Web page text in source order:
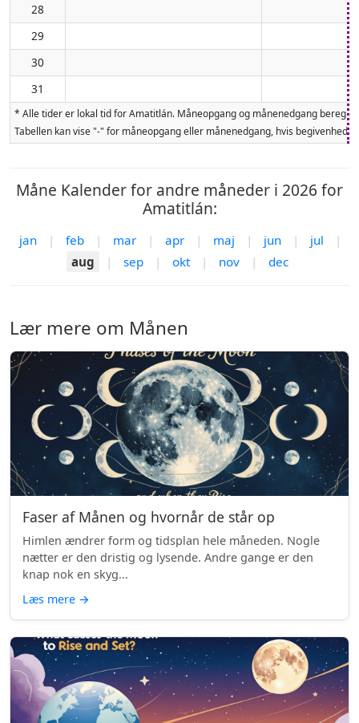
28
29
30
31
* Alle tider er lokal tid for Amatitlán. Måneopgang og månenedgang
Tabellen kan vise "-" for måneopgang eller månenedgang, hvis
Måne Kalender for andre måneder i 2026 for
Amatitlán:
jan | feb | mar | apr | maj | jun | jul
|
aug
| sep | okt | nov | dec
Lær mere om Månen
Faser af Månen og hvornår de står op
Himlen ændrer form og tidsplan hele måneden. Nogle
nætter er den dristig og lysende. Andre gange er den
knap nok en skyg...
Læs mere →